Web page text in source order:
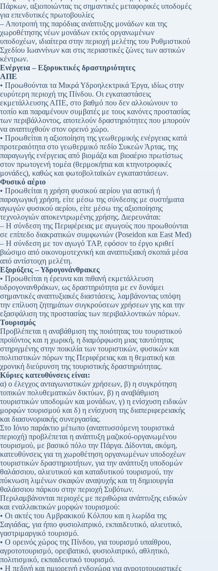
Πάρκων, αξιοποιώντας τις σημαντικές μεταφορικές υποδομές
για επενδυτικές πρωτοβουλίες
– Αποτροπή της παρόδιας ανάπτυξης μονάδων και της
χωροθέτησης νέων μονάδων εκτός οργανωμένων
υποδοχέων, ιδιαίτερα στην περιοχή μελέτης του Ρυθμιστικού
Σχεδίου Ιωαννίνων και στις περιαστικές ζώνες των αστικών
κέντρων.
Ενέργεια – Εξορυκτικές δραστηριότητες
ΑΠΕ
• Προωθούνται τα Μικρά Υδροηλεκτρικά Έργα, ιδίως στην
ευρύτερη περιοχή της Πίνδου. Οι εγκαταστάσεις
εκμετάλλευσης ΑΠΕ, στο βαθμό που δεν αλλοιώνουν το
τοπίο και παραμένουν συμβατές με τους κανόνες προστασίας
των περιβάλλοντος, αποτελούν δραστηριότητες που μπορούν
να αναπτυχθούν στον ορεινό χώρο.
• Προωθείται η αξιοποίηση της γεωθερμικής ενέργειας κατά
προτεραιότητα στο γεωθερμικό πεδίο Συκεών Άρτας, της
παραγωγής ενέργειας από βιομάζα και βιοαέριο πρωτίστως
στον πρωτογενή τομέα (θερμοκήπια και κτηνοτροφικές
μονάδες), καθώς και φωτοβολταϊκών εγκαταστάσεων.
Φυσικό αέριο
• Προωθείται η χρήση φυσικού αερίου για αστική ή
παραγωγική χρήση, είτε μέσω της σύνδεσης με συστήματα
αγωγών φυσικού αερίου, είτε μέσω της αξιοποίησης
τεχνολογιών αποκεντρωμένης χρήσης. Διερευνάται:
– Η σύνδεση της Περιφέρειας με αγωγούς που προωθούνται
σε επίπεδο διακρατικών συμφωνιών (Poseidon και East Med)
– Η σύνδεση με τον αγωγό TAP, εφόσον το έργο κριθεί
βιώσιμο από οικονομοτεχνική και αναπτυξιακή σκοπιά μέσα
από αντίστοιχη μελέτη.
Εξορύξεις – Υδρογονάνθρακες
• Προωθείται η έρευνα και πιθανή εκμετάλλευση
υδρογονανθράκων, ως δραστηριότητα με εν δυνάμει
σημαντικές αναπτυξιακές διαστάσεις, λαμβάνοντας υπόψη
την επίλυση ζητημάτων συγκρούσεων χρήσεων γης και την
εξασφάλιση της προστασίας των περιβαλλοντικών πόρων.
Τουρισμός
Προβλέπεται η αναβάθμιση της ποιότητας του τουριστικού
προϊόντος και η χωρική, η διαμόρφωση μιας ταυτότητας
στηριγμένης στην ποικιλία των τουριστικών, φυσικών και
πολιτιστικών πόρων της Περιφέρειας και η θεματική και
χρονική διεύρυνση της τουριστικής δραστηριότητας.
Κύριες κατευθύνσεις είναι:
α) ο έλεγχος ανταγωνιστικών χρήσεων, β) η συγκρότηση
τοπικών πολυθεματικών δικτύων, β) η αναβάθμιση
τουριστικών υποδομών και μονάδων, γ) η ενίσχυση ειδικών
μορφών τουρισμού και δ) η ενίσχυση της διαπεριφερειακής
και διασυνοριακής συνεργασίας.
Στο Ιόνιο παράκτιο μέτωπο (αναπτυσσόμενη τουριστικά
περιοχή) προβλέπεται η ανάπτυξη μαζικού-οργανωμένου
τουρισμού, με βασικό πόλο την Πάργα. Δίδονται, ακόμη,
κατευθύνσεις για τη χωροθέτηση οργανωμένων υποδοχέων
τουριστικών δραστηριοτήτων, για την ανάπτυξη υποδομών
θαλάσσιου, αλιευτικού και καταδυτικού τουρισμού, την
πύκνωση λιμένων σκαφών αναψυχής και τη δημιουργία
θαλάσσιου πάρκου στην περιοχή Συβότων.
Περιλαμβάνονται περιοχές με περιθώρια ανάπτυξης ειδικών
και εναλλακτικών μορφών τουρισμού:
• Οι ακτές του Αμβρακικού Κόλπου και η λωρίδα της
Σαγιάδας, για ήπιο φυσιολατρικό, εκπαιδευτικό, αλιευτικό,
γαστριμαργικό τουρισμό.
• Ο ορεινός χώρος της Πίνδου, για τουρισμό υπαίθρου,
αγροτοτουρισμό, ορειβατικό, φυσιολατρικό, αθλητικό,
πολιτισμικό, εκπαιδευτικό τουρισμό.
• Η πεδινή και ημιορεινή ενδοχώρα για αγροτοτουριστικές